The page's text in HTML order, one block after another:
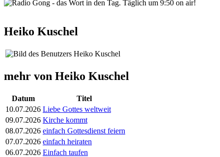
Heiko Kuschel
mehr von Heiko Kuschel
Datum
Titel
10.07.2026 Liebe Gottes weltweit
09.07.2026 Kirche kommt
08.07.2026 einfach Gottesdienst feiern
07.07.2026 einfach heiraten
06.07.2026 Einfach taufen